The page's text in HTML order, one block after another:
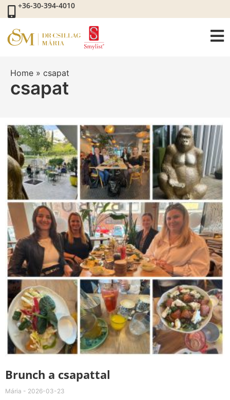
+36-30-394-4010
Home » csapat
csapat
Brunch a csapattal
Mária 2026-03-23